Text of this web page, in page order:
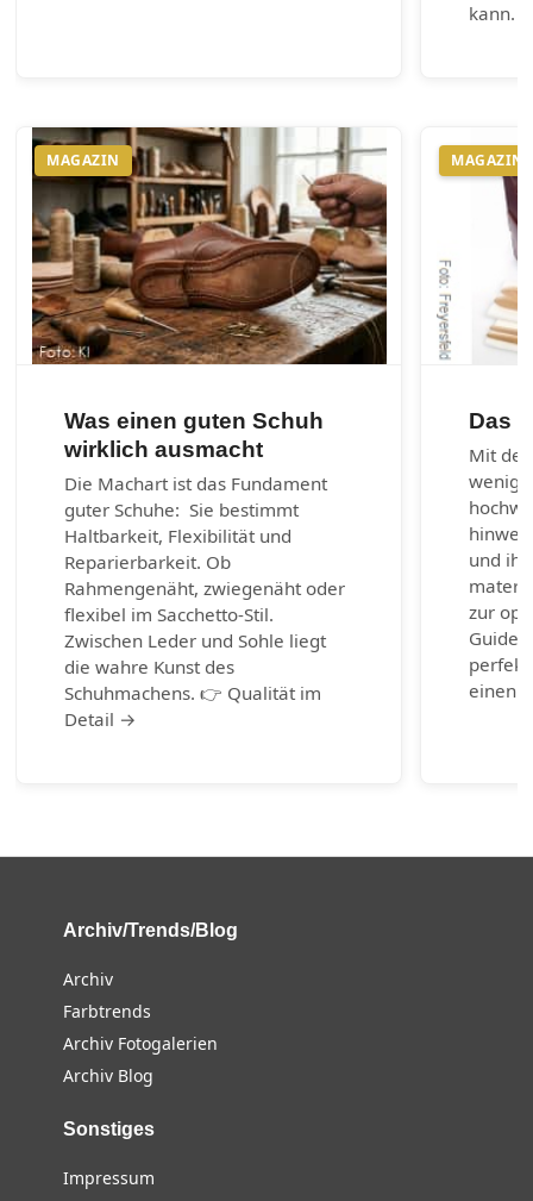
kann.
MAGAZIN
Was einen guten Schuh
wirklich ausmacht
Die Machart ist das Fundament
guter Schuhe: Sie bestimmt
Haltbarkeit, Flexibilität und
Reparierbarkeit. Ob
Rahmengenäht, zwiegenäht oder
flexibel im Sacchetto-Stil.
Zwischen Leder und Sohle liegt
die wahre Kunst des
Schuhmachens. 👉 Qualität im
Detail →
MAGAZIN
Das
Mit
wenig
und
zur
Guide
einen
Archiv/Trends/Blog
Archiv
Farbtrends
Archiv Fotogalerien
Archiv Blog
Sonstiges
Impressum